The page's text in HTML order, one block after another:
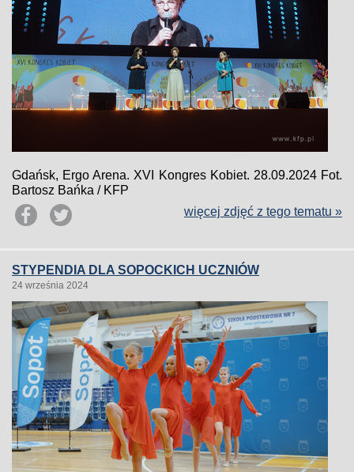
Gdańsk, Ergo Arena. XVI Kongres Kobiet. 28.09.2024 Fot.
Bartosz Bańka / KFP
więcej zdjęć z tego tematu »
STYPENDIA DLA SOPOCKICH UCZNIÓW
24 września 2024